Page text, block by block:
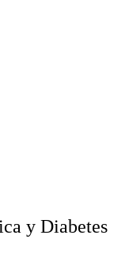
y Diabetes